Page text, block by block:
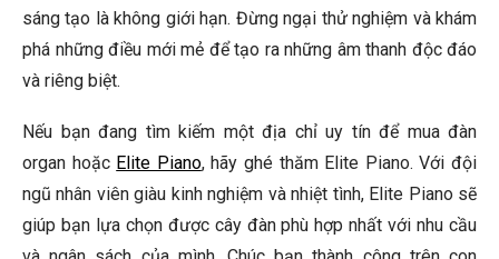
sáng tạo là không giới hạn. Đừng ngại thử nghiệm và khám
phá những điều mới mẻ để tạo ra những âm thanh độc đáo
và riêng biệt.
Nếu bạn đang tìm kiếm một địa chỉ uy tín để mua đàn
organ hoặc Elite Piano, hãy ghé thăm Elite Piano. Với đội
ngũ nhân viên giàu kinh nghiệm và nhiệt tình, Elite Piano sẽ
giúp bạn lựa chọn được cây đàn phù hợp nhất với nhu cầu